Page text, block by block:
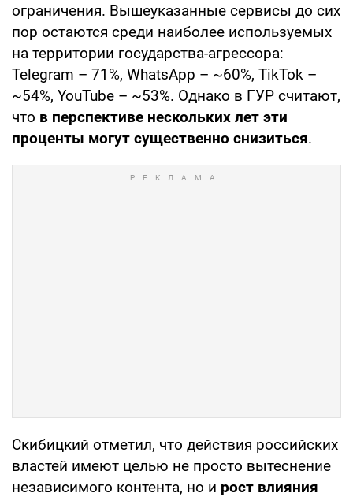
ограничения. Вышеуказанные сервисы до сих
пор остаются среди наиболее используемых
на территории государства-агрессора:
Telegram – 71%, WhatsApp – ~60%, TikTok –
~54%, YouTube – ~53%. Однако в ГУР считают,
что в перспективе нескольких лет эти
проценты могут существенно снизиться.
Скибицкий отметил, что действия российских
властей имеют целью не просто вытеснение
независимого контента, но и рост влияния